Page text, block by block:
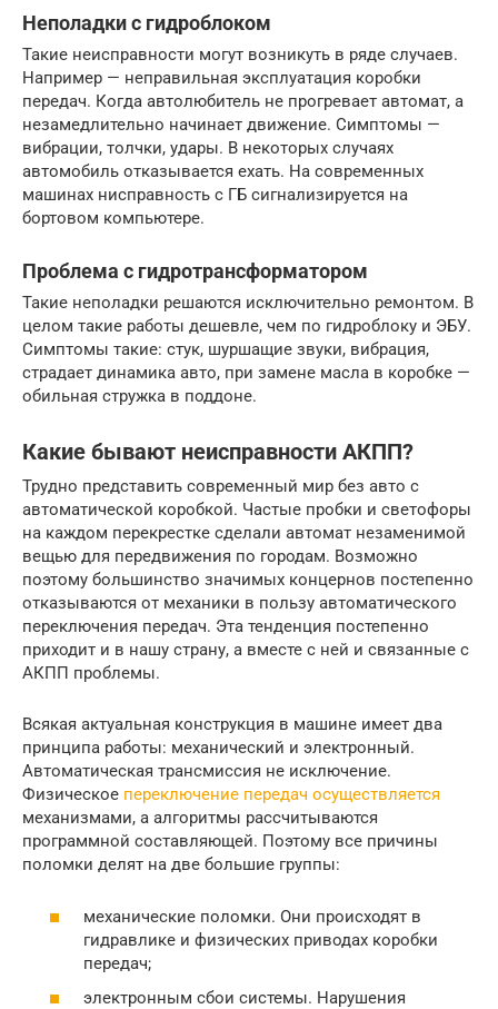
Неполадки с гидроблоком
Такие неисправности могут возникуть в ряде случаев.
Например — неправильная эксплуатация коробки
передач. Когда автолюбитель не прогревает автомат, а
незамедлительно начинает движение. Симптомы —
вибрации, толчки, удары. В некоторых случаях
автомобиль отказывается ехать. На современных
машинах нисправность с ГБ сигнализируется на
бортовом компьютере.
Проблема с гидротрансформатором
Такие неполадки решаются исключительно ремонтом. В
целом такие работы дешевле, чем по гидроблоку и ЭБУ.
Симптомы такие: стук, шуршащие звуки, вибрация,
страдает динамика авто, при замене масла в коробке —
обильная стружка в поддоне.
Какие бывают неисправности АКПП?
Трудно представить современный мир без авто с
автоматической коробкой. Частые пробки и светофоры
на каждом перекрестке сделали автомат незаменимой
вещью для передвижения по городам. Возможно
поэтому большинство значимых концернов постепенно
отказываются от механики в пользу автоматического
переключения передач. Эта тенденция постепенно
приходит и в нашу страну, а вместе с ней и связанные с
АКПП проблемы.
Всякая актуальная конструкция в машине имеет два
принципа работы: механический и электронный.
Автоматическая трансмиссия не исключение.
Физическое переключение передач осуществляется
механизмами, а алгоритмы рассчитываются
программной составляющей. Поэтому все причины
поломки делят на две большие группы:
механические поломки. Они происходят в
гидравлике и физических приводах коробки
передач;
электронным сбои системы. Нарушения